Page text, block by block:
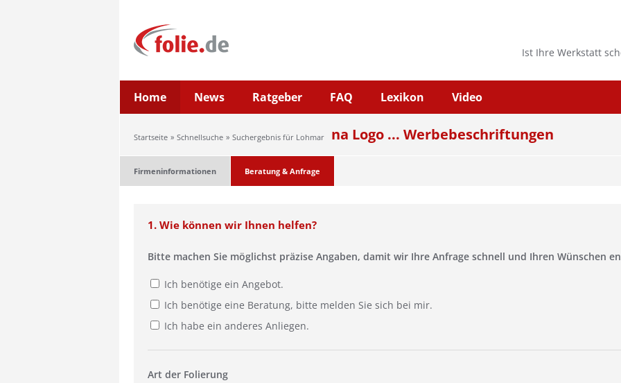
Ist Ihre Werkstatt
Home News Ratgeber FAQ Lexikon Video
Startseite Schnellsuche Suchergebnis für Lohmar na Logo ... Werbebeschriftungen
Firmeninformationen Beratung & Anfrage
1. Wie können wir Ihnen helfen?
Bitte machen Sie möglichst präzise Angaben, damit wir Ihre Anfrage schnell und Ihren Wünschen
Ich benötige ein Angebot.
Ich benötige eine Beratung, bitte melden Sie sich bei mir.
Ich habe ein anderes Anliegen.
Art der Folierung